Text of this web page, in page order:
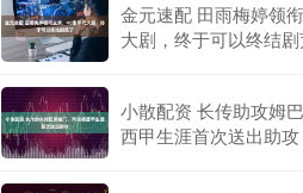
金元速配 田雨梅婷领
大剧，终于可以终结剧
小散配资 长传助攻姆
西甲生涯首次送出助攻